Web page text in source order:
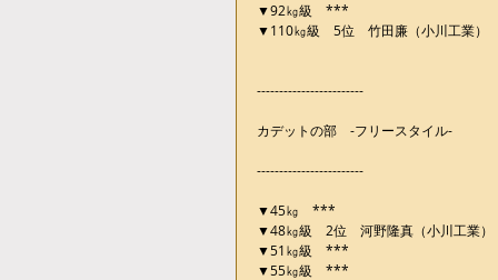
▼92㎏級　***
▼110㎏級　5位　竹田廉（小川工業）
------------------------
カデットの部　-フリースタイル-
------------------------
▼45㎏　***
▼48㎏級　2位　河野隆真（小川工業）
▼51㎏級　***
▼55㎏級　***